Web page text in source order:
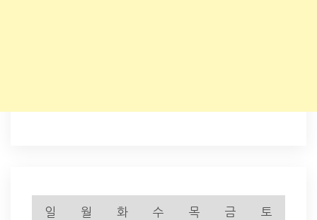
일 월 화 수 목 금 토